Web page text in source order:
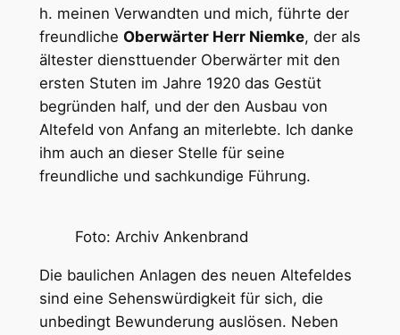
h. meinen Verwandten und mich, führte der
freundliche Oberwärter Herr Niemke, der als
ältester diensttuender Oberwärter mit den
ersten Stuten im Jahre 1920 das Gestüt
begründen half, und der den Ausbau von
Altefeld von Anfang an miterlebte. Ich danke
ihm auch an dieser Stelle für seine
freundliche und sachkundige Führung.
Foto: Archiv Ankenbrand
Die baulichen Anlagen des neuen Altefeldes
sind eine Sehenswürdigkeit für sich, die
unbedingt Bewunderung auslösen. Neben